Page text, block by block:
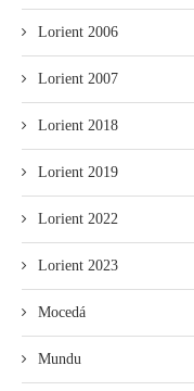
Lorient 2006
Lorient 2007
Lorient 2018
Lorient 2019
Lorient 2022
Lorient 2023
Mocedá
Mundu